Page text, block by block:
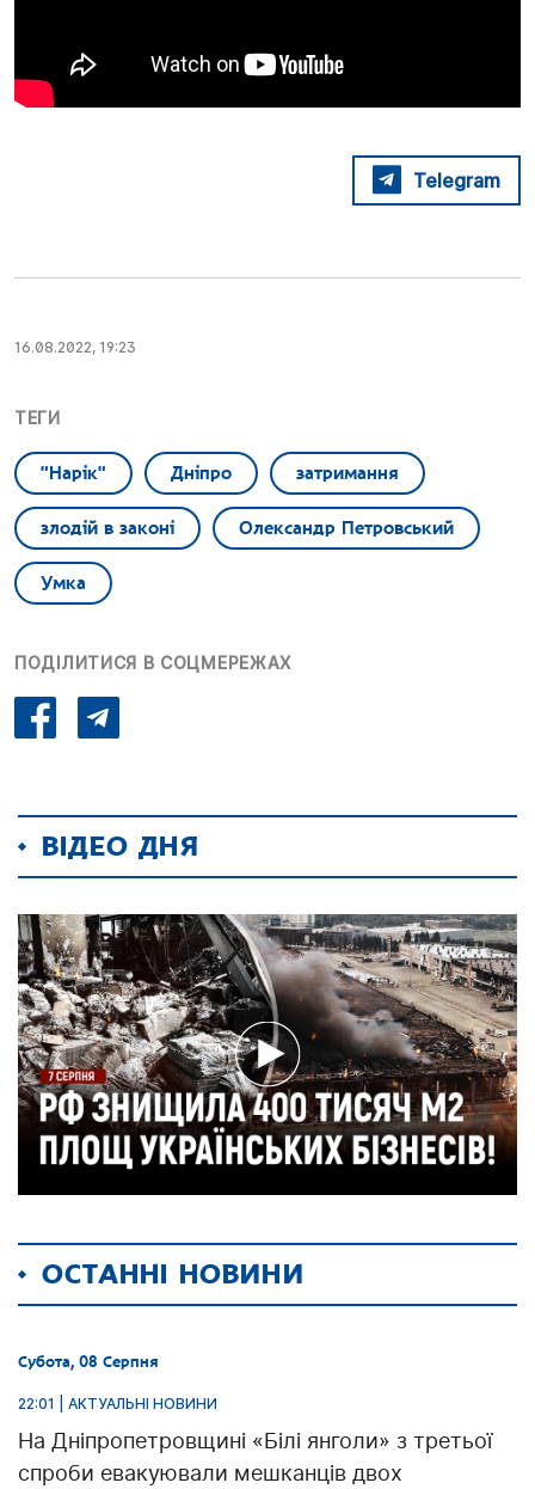
Telegram
16.08.2022, 19:23
ТЕГИ
"Нарік" Дніпро затримання
злодій в законі Олександр Петровський
Умка
ПОДІЛИТИСЯ В СОЦМЕРЕЖАХ
ВІДЕО ДНЯ
ОСТАННІ НОВИНИ
Субота, 08 Серпня
22:01 | АКТУАЛЬНІ НОВИНИ
На Дніпропетровщині «Білі янголи» з третьої
спроби евакуювали мешканців двох